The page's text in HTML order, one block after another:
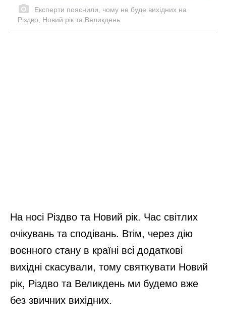
Експерти пояснили, чому не буде вихідних на
Різдво, Новий рік та Великдень
На носі Різдво та Новий рік. Час світлих
очікувань та сподівань. Втім, через дію
воєнного стану в країні всі додаткові
вихідні скасували, тому святкувати Новий
рік, Різдво та Великдень ми будемо вже
без звичних вихідних.